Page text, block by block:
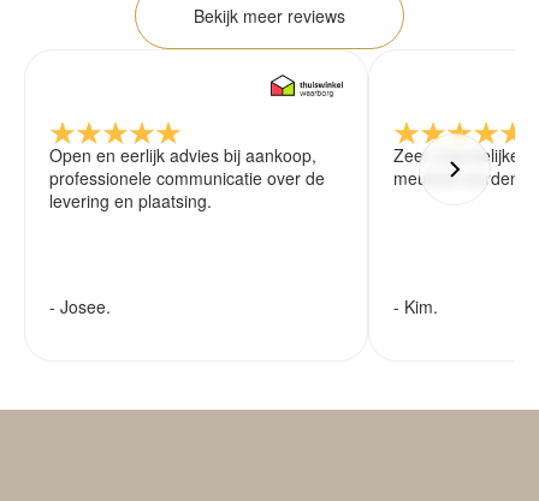
Bekijk meer reviews
Open en eerlijk advies bij aankoop,
professionele communicatie over de
levering en plaatsing.
- Josee.
Zeer vriendelijke
meubels worden
- Kim.